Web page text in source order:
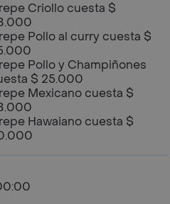
Criollo cuesta $
Pollo al curry cuesta $
Pollo y Champiñones
$ 25.000
Mexicano cuesta $
Hawaiano cuesta $